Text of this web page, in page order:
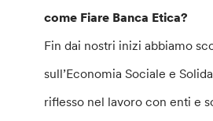
come Fiare Banca Etica?
Fin dai nostri inizi abbiamo
sull’Economia Sociale e
riflesso nel lavoro con enti e